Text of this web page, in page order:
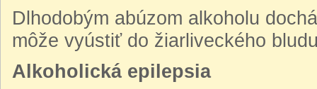
Dlhodobým abúzom alkoholu
môže vyústiť do žiarliveckého
Alkoholická epilepsia